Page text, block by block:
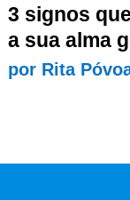
3 signos
a sua alma
por Rita